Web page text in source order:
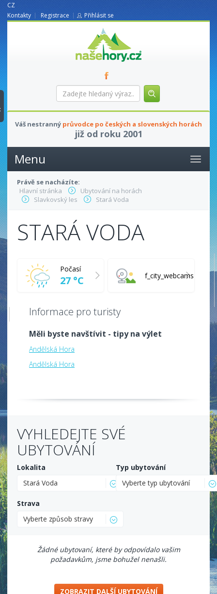
CZ
Kontakty
Registrace Přihlásit se
nasehory.cz
Zadejte
hledaný
Váš nestranný průvodce po českých a slovenských horách
již od roku 2001
Menu
Právě se nacházíte:
Hlavní stránka
Ubytování na horách
Slavkovský les
Stará Voda
STARÁ VODA
Počasí
27 °C f_city_webcams
Informace pro turisty
Měli byste navštívit - tipy na výlet
Andělská Hora
Andělská Hora
VYHLEDEJTE SVÉ
UBYTOVÁNÍ
Lokalita
Stará Voda
Typ ubytování
Vyberte typ ubytování
Strava
Vyberte způsob stravy
Žádné ubytovaní, které by odpovídalo vašim
požadavkům, jsme bohužel nenašli.
ZOBRAZIT DALŠÍ UBYTOVÁNÍ